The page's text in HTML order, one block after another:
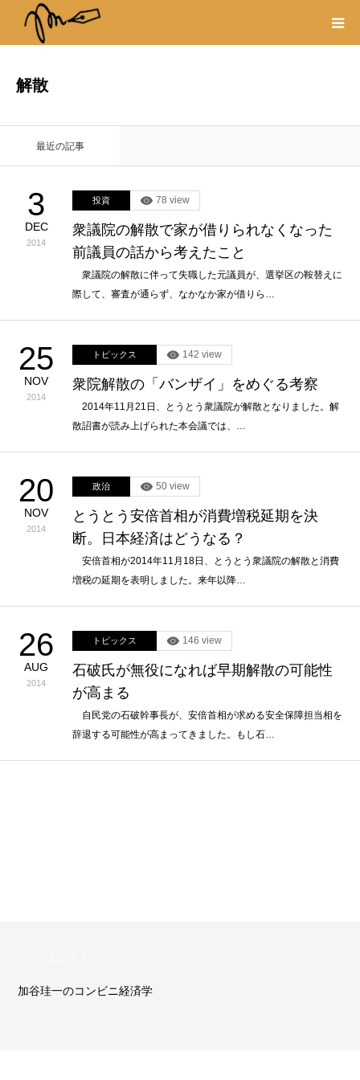
解散
最近の記事
3
DEC
2014
投資 78 view
衆議院の解散で家が借りられなくなった
前議員の話から考えたこと
衆議院の解散に伴って失職した元議員が、選挙区の鞍替えに
際して、審査が通らず、なかなか家が借りら…
25
NOV
2014
トピックス 142 view
衆院解散の「バンザイ」をめぐる考察
2014年11月21日、とうとう衆議院が解散となりました。解
散詔書が読み上げられた本会議では、…
20
NOV
2014
政治 50 view
とうとう安倍首相が消費増税延期を決
断。日本経済はどうなる？
安倍首相が2014年11月18日、とうとう衆議院の解散と消費
増税の延期を表明しました。来年以降…
26
AUG
2014
トピックス 146 view
石破氏が無役になれば早期解散の可能性
が高まる
自民党の石破幹事長が、安倍首相が求める安全保障担当相を
辞退する可能性が高まってきました。もし石…
加谷珪一のコンビニ経済学
取材や出演の依頼